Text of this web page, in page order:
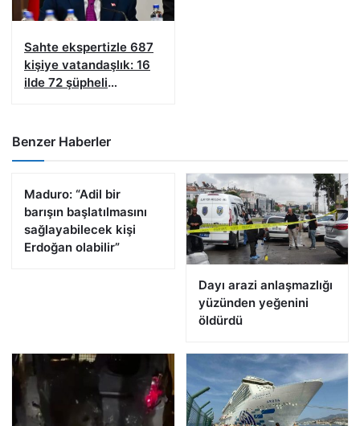
Sahte ekspertizle 687
kişiye vatandaşlık: 16
ilde 72 şüpheli
Benzer Haberler
Maduro: “Adil bir
barışın başlatılmasını
sağlayabilecek kişi
Erdoğan olabilir”
Dayı arazi anlaşmazlığı
yüzünden yeğenini
öldürdü